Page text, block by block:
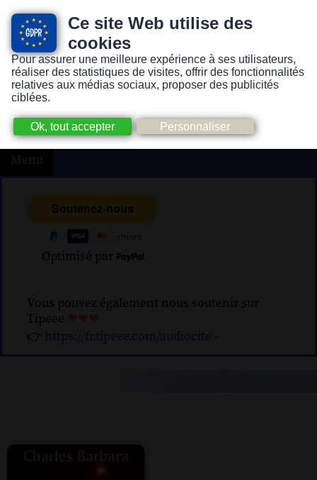
Ce site Web utilise des
cookies
Pour assurer une meilleure expérience à ses utilisateurs,
réaliser des statistiques de visites, offrir des fonctionnalités
relatives aux médias sociaux, proposer des publicités
ciblées.
Version pour personnes mal-voyantes ou non-voyantes
Menu
Optimisé par
Vous pouvez également nous soutenir sur
Tipeee
👉
-